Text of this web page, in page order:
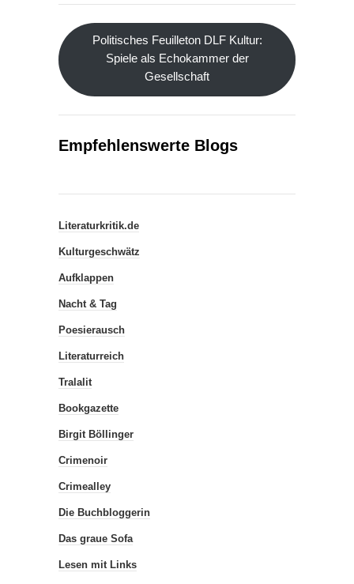
Politisches Feuilleton DLF Kultur:
Spiele als Echokammer der
Gesellschaft
Empfehlenswerte Blogs
Literaturkritik.de
Kulturgeschwätz
Aufklappen
Nacht & Tag
Poesierausch
Literaturreich
Tralalit
Bookgazette
Birgit Böllinger
Crimenoir
Crimealley
Die Buchbloggerin
Das graue Sofa
Lesen mit Links